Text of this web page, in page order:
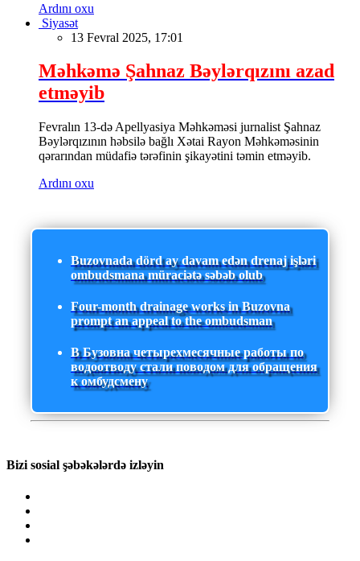
Ardını oxu
Siyasət
13 Fevral 2025, 17:01
Məhkəmə Şahnaz Bəylərqızını azad
etməyib
Fevralın 13-də Apellyasiya Məhkəməsi jurnalist Şahnaz
Bəylərqızının həbsilə bağlı Xətai Rayon Məhkəməsinin
qərarından müdafiə tərəfinin şikayətini təmin etməyib.
Ardını oxu
Buzovnada dörd ay davam edən drenaj işləri
ombudsmana müraciətə səbəb olub
Four-month drainage works in Buzovna
prompt an appeal to the ombudsman
В Бузовна четырехмесячные работы по
водоотводу стали поводом для обращения
к омбудсмену
Bizi sosial şəbəkələrdə izləyin